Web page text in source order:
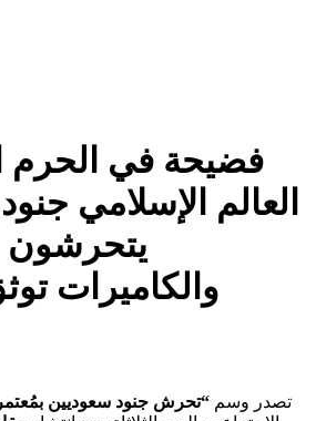
فضيحة في الحرم
العالم الإسلامي
يتحرشون
والكاميرات
تصدر وسم “تحرش جنود سعوديين